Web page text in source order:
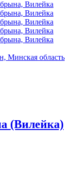
Минская область
(Вилейка)